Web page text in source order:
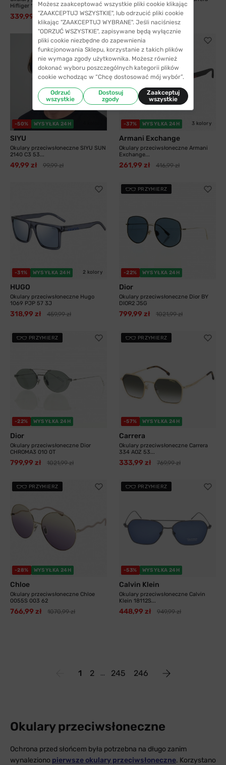
Hifliger 1811...
339,99 zł 538,99 zł
8055 003 58...
325,99 zł 413,99 zł
-50% WYSYŁKA 24H
SIYU
Okulary przeciwsłoneczne SIYU SUN
2140 C3 53...
49,99 zł 99,99 zł
-37% WYSYŁKA 24H 3 kolory
Armani Exchange
Okulary przeciwsłoneczne Armani
Exchange...
261,99 zł 416,99 zł
-31% WYSYŁKA 24H 2 kolory
HUGO
Okulary przeciwsłoneczne Hugo
1069 PJP 57 3J
318,99 zł 459,99 zł
PRZYMIERZ
-22% WYSYŁKA 24H
Dior
Okulary przeciwsłoneczne Dior BY
DIOR2 J5G
799,99 zł 1021,99 zł
PRZYMIERZ
-22% WYSYŁKA 24H
Dior
Okulary przeciwsłoneczne Dior
CHROMA3 010 0T
799,99 zł 1021,99 zł
PRZYMIERZ
-57% WYSYŁKA 24H
Carrera
Okulary przeciwsłoneczne Carrera
334 AOZ 53...
333,99 zł 769,99 zł
PRZYMIERZ
-28% WYSYŁKA 24H
Chloe
Okulary przeciwsłoneczne Chloe
0055S 003 62
766,99 zł 1070,99 zł
PRZYMIERZ
-53% WYSYŁKA 24H
Calvin Klein
Okulary przeciwsłoneczne Calvin
Klein 18112S...
448,99 zł 949,99 zł
1 2 245 246
Okulary przeciwsłoneczne
Ochrona przed słońcem była potrzebna na długo zanim
wynaleziono pierwsze okulary przeciwsłoneczne. Korzystano
Możesz zaakceptować wszystkie pliki cookie klikając
"ZAAKCEPTUJ WSZYSTKIE", lub odrzucić pliki cookie
klikając "ZAAKCEPTUJ WYBRANE". Jeśli naciśniesz
"ODRZUĆ WSZYSTKIE", zapisywane będą wyłącznie
pliki cookie niezbędne do zapewnienia
funkcjonowania Sklepu, korzystanie z takich plików
nie wymaga zgody użytkownika. Możesz również
dokonać wyboru poszczególnych kategorii plików
cookie wchodząc w “Chcę dostosować mój wybór”.
Odrzuć
wszystkie
Dostosuj
zgody
Zaakceptuj
wszystkie